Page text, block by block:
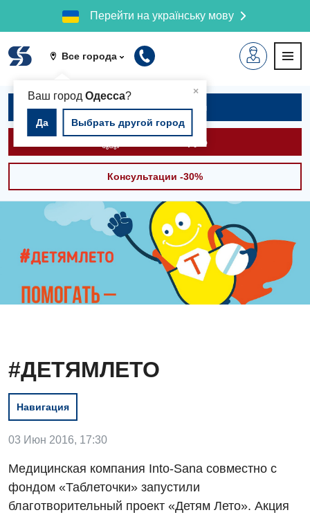
Перейти на українську мову
Все города
×
Ваш город Одесса?
Да Выбрать другой город
Вакансии
Мероприятия БПР
Диагностика
Записаться на приём
Вызвать скорую
Консультации -30%
#ДЕТЯМЛЕТО
Навигация
03 Июн 2016, 17:30
Медицинская компания Into-Sana совместно с
фондом «Таблеточки» запустили
благотворительный проект «Детям Лето». Акция